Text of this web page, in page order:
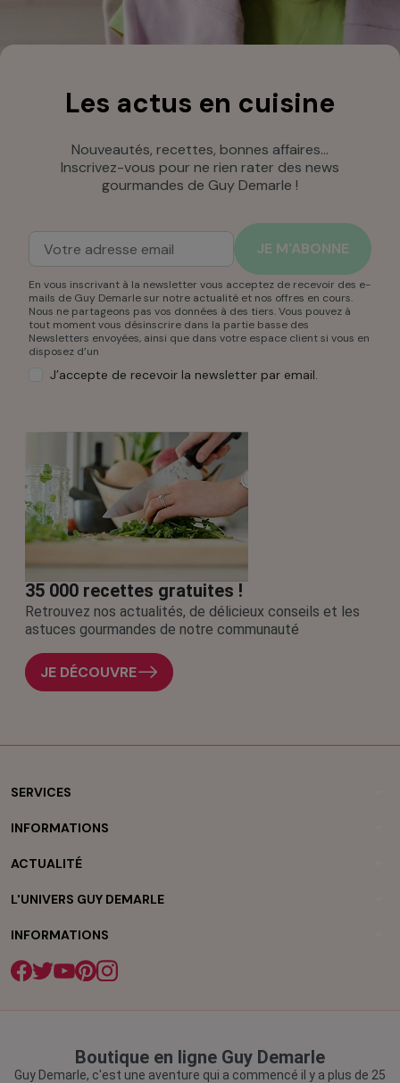
Les actus en cuisine
Nouveautés, recettes, bonnes affaires…
Inscrivez-vous pour ne rien rater des news
gourmandes de Guy Demarle !
Adresse mail
Entrez votre adresse mail pour vous abonner à notre
En vous inscrivant à la newsletter vous acceptez de recevoir des e-
mails de Guy Demarle sur notre actualité et nos offres en cours.
Nous ne partageons pas vos données à des tiers. Vous pouvez à
tout moment vous désinscrire dans la partie basse des
Newsletters envoyées, ainsi que dans votre espace client si vous en
disposez d’un
J’accepte de recevoir la newsletter par email.
35 000 recettes gratuites !
Retrouvez nos actualités, de délicieux conseils et les
astuces gourmandes de notre communauté
JE DÉCOUVRE
SERVICES
INFORMATIONS
ACTUALITÉ
L'UNIVERS GUY DEMARLE
INFORMATIONS
Boutique en ligne Guy Demarle
Guy Demarle, c'est une aventure qui a commencé il y a plus de 25